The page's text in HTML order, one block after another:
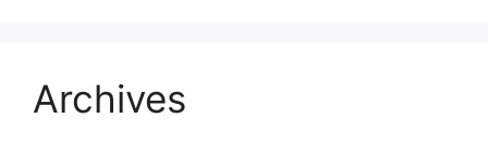
Archives